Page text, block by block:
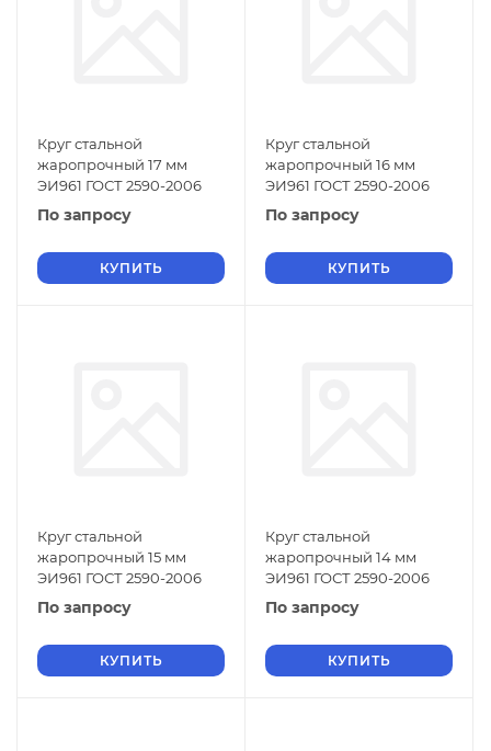
Круг стальной
жаропрочный 17 мм
ЭИ961 ГОСТ 2590-2006
По запросу
КУПИТЬ
Круг стальной
жаропрочный 16 мм
ЭИ961 ГОСТ 2590-2006
По запросу
КУПИТЬ
Круг стальной
жаропрочный 15 мм
ЭИ961 ГОСТ 2590-2006
По запросу
КУПИТЬ
Круг стальной
жаропрочный 14 мм
ЭИ961 ГОСТ 2590-2006
По запросу
КУПИТЬ